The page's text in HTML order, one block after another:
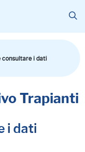
consultare i dati
Trapianti
i dati